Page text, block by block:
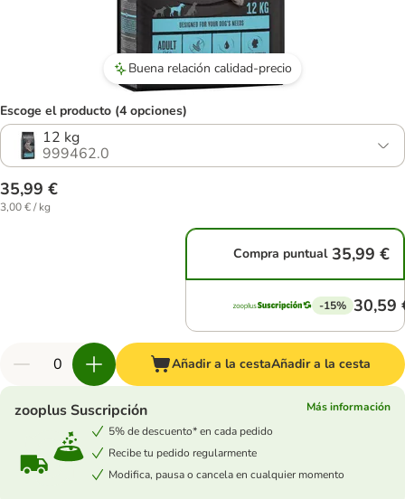
Buena relación calidad-precio
Escoge el producto (4 opciones)
12 kg
999462.0
35,99 €
3,00 € / kg
Compra puntual 35,99 €
-15% 30,59
Añadir a la cestaAñadir a la cesta
zooplus Suscripción
Más información
5% de descuento* en cada pedido
Recibe tu pedido regularmente
Modifica, pausa o cancela en cualquier momento